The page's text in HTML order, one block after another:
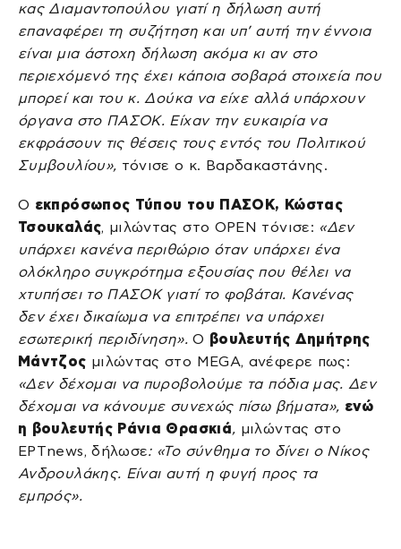
κας Διαμαντοπούλου γιατί η δήλωση αυτή
επαναφέρει τη συζήτηση και υπ’ αυτή την έννοια
είναι μια άστοχη δήλωση ακόμα κι αν στο
περιεχόμενό της έχει κάποια σοβαρά στοιχεία που
μπορεί και του κ. Δούκα να είχε αλλά υπάρχουν
όργανα στο ΠΑΣΟΚ. Είχαν την ευκαιρία να
εκφράσουν τις θέσεις τους εντός του Πολιτικού
Συμβουλίου», τόνισε ο κ. Βαρδακαστάνης.
Ο εκπρόσωπος Τύπου του ΠΑΣΟΚ, Κώστας
Τσουκαλάς, μιλώντας στο ΟΡΕΝ τόνισε: «Δεν
υπάρχει κανένα περιθώριο όταν υπάρχει ένα
ολόκληρο συγκρότημα εξουσίας που θέλει να
χτυπήσει το ΠΑΣΟΚ γιατί το φοβάται. Κανένας
δεν έχει δικαίωμα να επιτρέπει να υπάρχει
εσωτερική περιδίνηση».Ο βουλευτής Δημήτρης
Μάντζος μιλώντας στο MEGA, ανέφερε πως:
«Δεν δέχομαι να πυροβολούμε τα πόδια μας. Δεν
δέχομαι να κάνουμε συνεχώς πίσω βήματα», ενώ
η βουλευτής Ράνια Θρασκιά, μιλώντας στο
ΕΡΤnews, δήλωσε: «Το σύνθημα το δίνει ο Νίκος
Ανδρουλάκης. Είναι αυτή η φυγή προς τα
εμπρός».